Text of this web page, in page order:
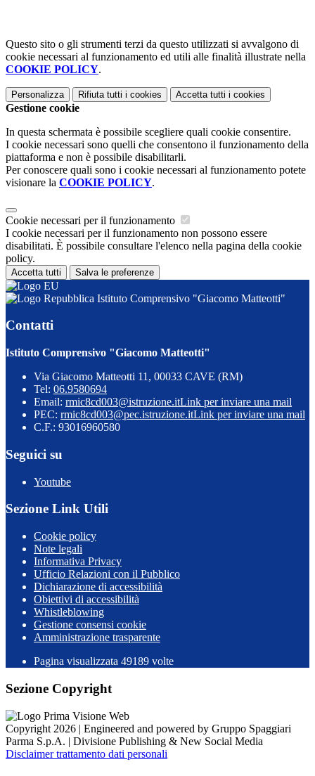
Questo sito o gli strumenti terzi da questo utilizzati si avvalgono di
cookie necessari al funzionamento ed utili alle finalità illustrate nella
COOKIE POLICY.
Personalizza Rifiuta tutti i cookies Accetta tutti i cookies
Gestione cookie
In questa schermata è possibile scegliere quali cookie consentire.
I cookie necessari sono quelli che consentono il funzionamento della
piattaforma e non è possibile disabilitarli.
Per conoscere quali sono i cookie necessari al funzionamento potete
visionare la COOKIE POLICY.
Cookie necessari per il funzionamento
I cookie necessari per il funzionamento non possono essere
disabilitati. È possibile consultare l'elenco nella pagina della cookie
policy.
Accetta tutti Salva le preferenze
Istituto Comprensivo "Giacomo Matteotti"
Contatti
Istituto Comprensivo "Giacomo Matteotti"
Via Giacomo Matteotti 11, 00033 CAVE (RM)
Tel: 06.9580694
Email: rmic8cd003@istruzione.itLink per inviare una mail
PEC: rmic8cd003@pec.istruzione.itLink per inviare una mail
C.F.: 93016960580
Seguici su
Youtube
Sezione Link Utili
Cookie policy
Note legali
Informativa Privacy
Ufficio Relazioni con il Pubblico
Dichiarazione di accessibilità
Obiettivi di accessibilità
Whistleblowing
Gestione consensi cookie
Amministrazione trasparente
Pagina visualizzata 49189 volte
Sezione Copyright
Copyright 2026 | Engineered and powered by Gruppo Spaggiari
Parma S.p.A. | Divisione Publishing & New Social Media
Disclaimer trattamento dati personali